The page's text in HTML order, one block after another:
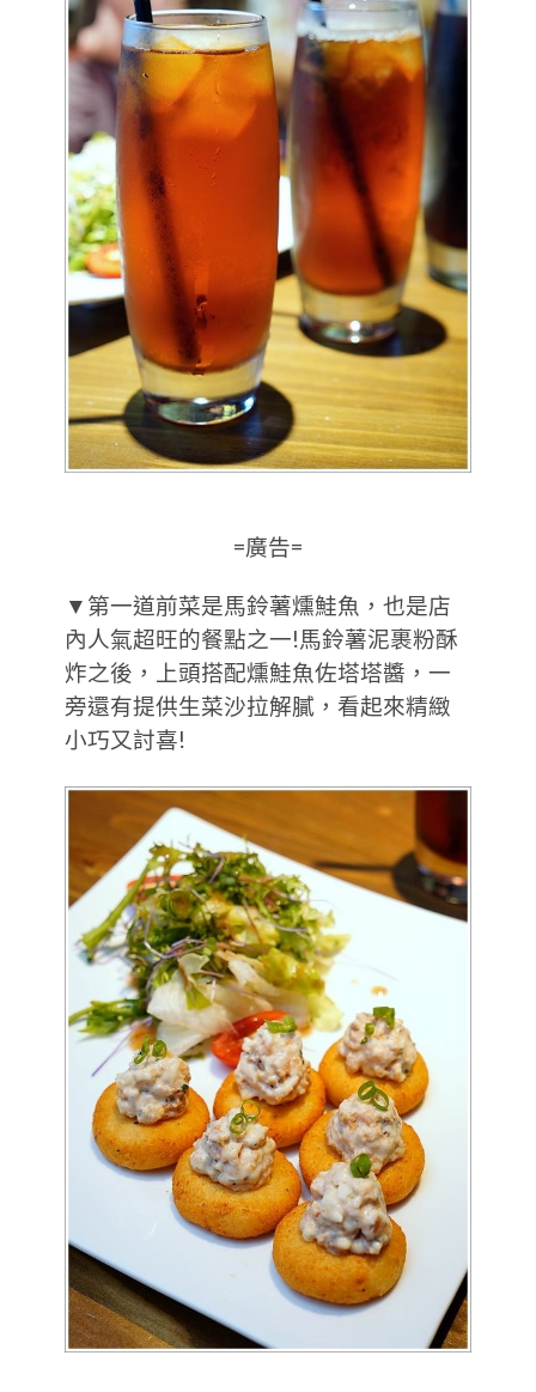
=廣告=
▼第一道前菜是馬鈴薯燻鮭魚，也是店
內人氣超旺的餐點之一!馬鈴薯泥裹粉酥
炸之後，上頭搭配燻鮭魚佐塔塔醬，一
旁還有提供生菜沙拉解膩，看起來精緻
小巧又討喜!